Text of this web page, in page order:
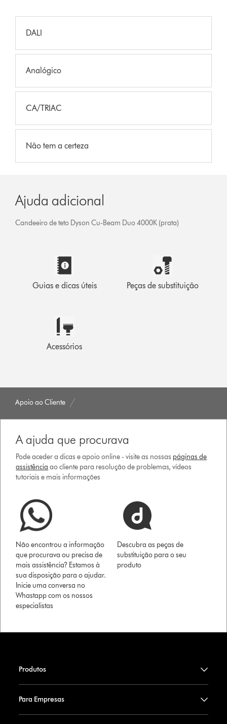
DALI
Analógico
CA/TRIAC
Não tem a certeza
Ajuda adicional
Candeeiro de teto Dyson Cu-Beam Duo 4000K (prata)
Guias e dicas úteis Peças de substituição
Acessórios
Apoio ao Cliente
A ajuda que procurava
Pode aceder a dicas e apoio online - visite as nossas páginas de
assistência ao cliente para resolução de problemas, vídeos
tutoriais e mais informações
Não encontrou a informação
que procurava ou precisa de
mais assistência? Estamos à
sua disposição para o ajudar.
Inicie uma conversa no
Whastapp com os nossos
especialistas
Descubra as peças de
substituição para o seu
produto
Produtos
Para Empresas